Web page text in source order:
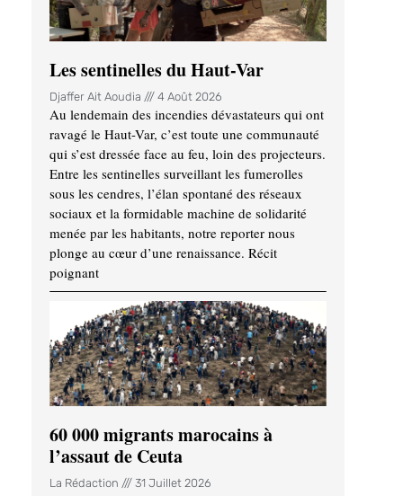
Les sentinelles du Haut-Var
Djaffer Ait Aoudia 4 Août 2026
Au lendemain des incendies dévastateurs qui ont
ravagé le Haut-Var, c’est toute une communauté
qui s’est dressée face au feu, loin des projecteurs.
Entre les sentinelles surveillant les fumerolles
sous les cendres, l’élan spontané des réseaux
sociaux et la formidable machine de solidarité
menée par les habitants, notre reporter nous
plonge au cœur d’une renaissance. Récit
poignant
60 000 migrants marocains à
l’assaut de Ceuta
La Rédaction 31 Juillet 2026